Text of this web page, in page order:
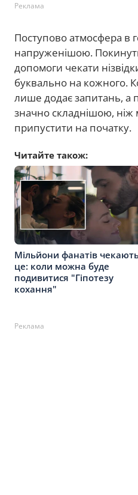
Реклама
Поступово атмосфера в
напруженішою.
допомоги чекати
буквально на кожного.
лише додає запитань, а
значно складнішою,
припустити на початку.
Читайте також:
Мільйони фанатів
це: коли можна буде
подивитися "Гіпотезу
кохання"
Реклама